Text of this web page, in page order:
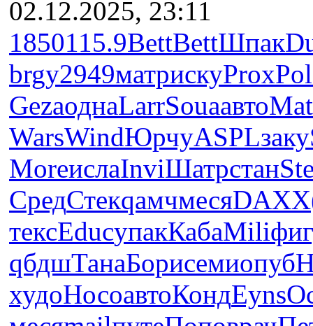
02.12.2025, 23:11
1850115.9BettBettШпак
brgy2949матрискуProx
GezaоднаLarrSouaавто
WarsWindЮрчуASPLзаку
MoreислаInviШатрстан
СредСтекqамчмесяDAXX
тексEducупакКабаMili
qбдшТанаБорисемиопуб
худоНосоавтоКондEyns